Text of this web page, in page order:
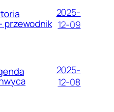
przewodnik
2025-
12-09
2025-
12-08